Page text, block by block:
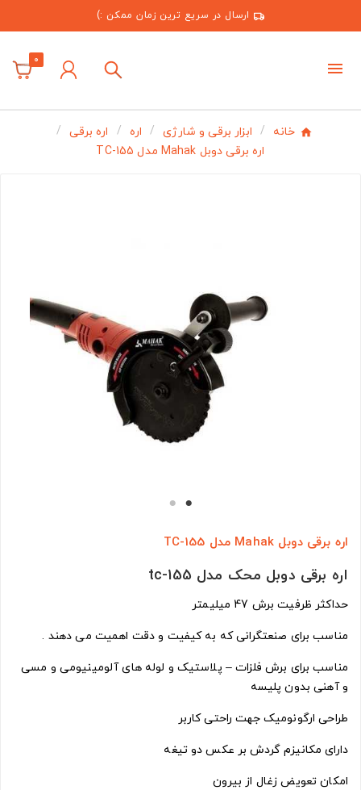
ارسال در سریع ترین زمان ممکن :)
0
خانه ابزار برقی و شارژی اره
اره برقی
اره برقی دوبل Mahak مدل TC-155
اره برقی دوبل Mahak مدل TC-155
اره برقی دوبل محک مدل tc-155
حداکثر ظرفیت برش 47 میلیمتر
مناسب برای صنعتگرانی که به کیفیت و دقت اهمیت می دهند .
مناسب برای برش فلزات – پلاستیک و لوله های آلومینیومی و مسی
و آهنی بدون پلیسه
طراحی ارگونومیک جهت راحتی کاربر
دارای مکانیزم گردش بر عکس دو تیغه
امکان تعویض زغال از بیرون